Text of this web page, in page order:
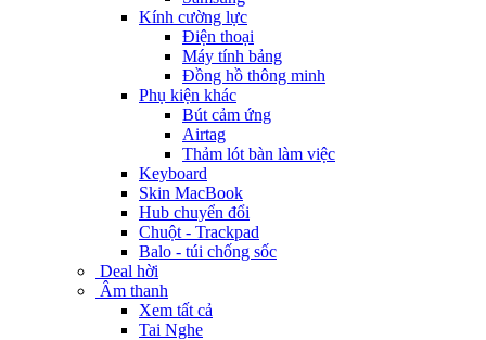
Kính cường lực
Điện thoại
Máy tính bảng
Đồng hồ thông minh
Phụ kiện khác
Bút cảm ứng
Airtag
Thảm lót bàn làm việc
Keyboard
Skin MacBook
Hub chuyển đổi
Chuột - Trackpad
Balo - túi chống sốc
Deal hời
Âm thanh
Xem tất cả
Tai Nghe